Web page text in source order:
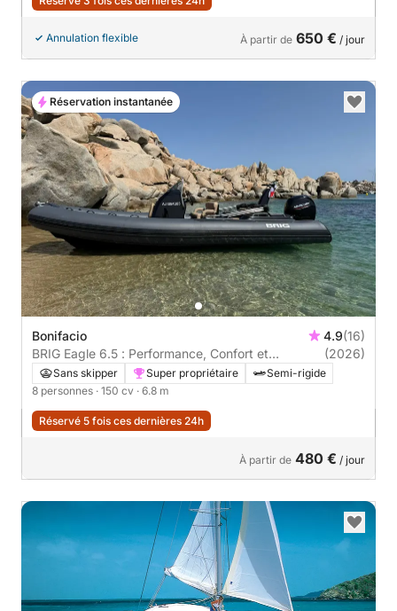
Annulation flexible À partir de 650 € / jour
Bonifacio 4.9(16)
BRIG Eagle 6.5 : Performance, Confort et
Sensations en Mer
(2026)
Sans skipper Super propriétaire
Semi-rigide
8 personnes · 150 cv · 6.8 m
Réservé 5 fois ces dernières 24h
À partir de 480 € / jour
Réservation instantanée